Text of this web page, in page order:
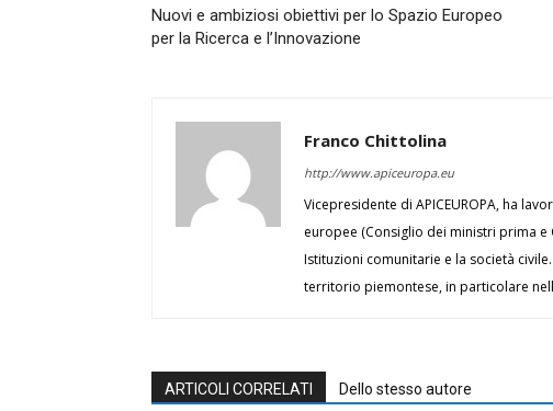
Nuovi e ambiziosi obiettivi per lo Spazio Europeo
per la Ricerca e l’Innovazione
Franco Chittolina
http://www.apiceuropa.eu
Vicepresidente di APICEUROPA, ha
europee (Consiglio dei ministri prima
Istituzioni comunitarie e la società
territorio piemontese, in particolare
ARTICOLI CORRELATI Dello stesso autore